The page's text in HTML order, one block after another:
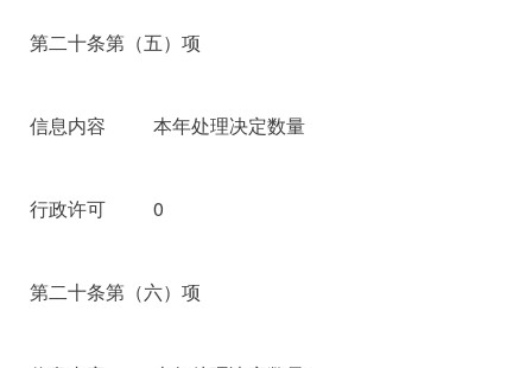
第二十条第（五）项
信息内容 本年处理决定数量
行政许可 0
第二十条第（六）项